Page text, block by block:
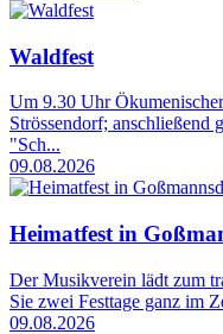
Waldfest
Um 9.30 Uhr
Strössendorf; anschließend
"Sch...
09.08.2026
Heimatfest in
Der Musikverein lädt zum
Sie zwei Festtage ganz im
09.08.2026